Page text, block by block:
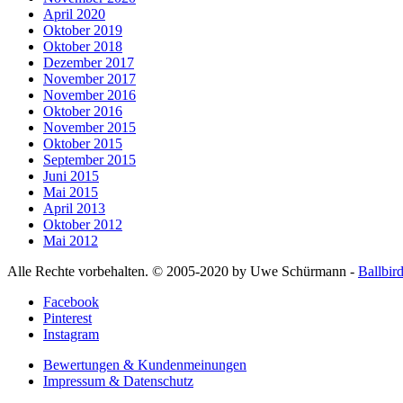
April 2020
Oktober 2019
Oktober 2018
Dezember 2017
November 2017
November 2016
Oktober 2016
November 2015
Oktober 2015
September 2015
Juni 2015
Mai 2015
April 2013
Oktober 2012
Mai 2012
Alle Rechte vorbehalten. © 2005-2020 by Uwe Schürmann -
Facebook
Pinterest
Instagram
Bewertungen & Kundenmeinungen
Impressum & Datenschutz